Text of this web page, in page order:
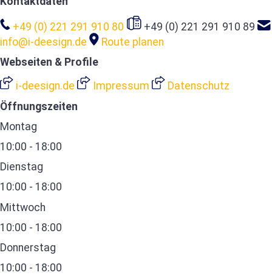
+49 (0) 221 291 910 80
+49 (0) 221 291 910 89
info@i-deesign.de
Route planen
Webseiten & Profile
i-deesign.de
Impressum
Datenschutz
Öffnungszeiten
Montag
10:00 - 18:00
Dienstag
10:00 - 18:00
Mittwoch
10:00 - 18:00
Donnerstag
10:00 - 18:00